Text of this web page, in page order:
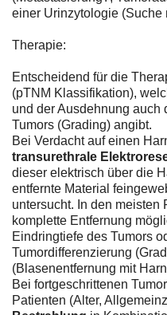
einer Urinzytologie (Suche
Therapie:
Entscheidend für die
(pTNM Klassifikation),
und der Ausdehnung
Tumors (Grading) angibt.
Bei Verdacht auf einen
transurethrale
dieser elektrisch über die
entfernte Material
untersucht. In den
komplette Entfernung
Eindringtiefe des Tumors
Tumordifferenzierung
(Blasenentfernung mit
Bei fortgeschrittenen
Patienten (Alter,